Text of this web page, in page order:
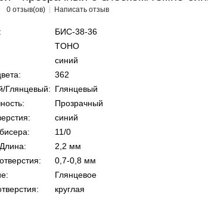
0 отзыв(ов) Написать отзыв
БИС-38-36
TOHO
синий
362
Глянцевый: Глянцевый
Прозрачный
синий
11/0
2,2 мм
0,7-0,8 мм
Глянцевое
круглая